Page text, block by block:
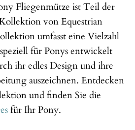
Fliegenmütze ist Teil der
von Equestrian
umfasst eine Vielzahl
für Ponys entwickelt
ihr edles Design und ihre
auszeichnen. Entdecken
und finden Sie die
für Ihr Pony.